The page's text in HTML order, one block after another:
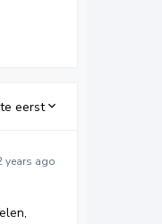
eerst
years ago